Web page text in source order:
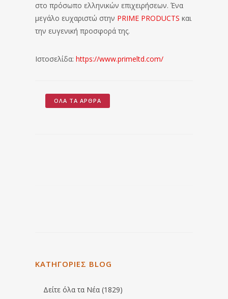
στο πρόσωπο ελληνικών επιχειρήσεων. Ένα
μεγάλο ευχαριστώ στην PRIME PRODUCTS και
την ευγενική προσφορά της.
Ιστοσελίδα: https://www.primeltd.com/
ΌΛΑ ΤΑ ΆΡΘΡΑ
ΚΑΤΗΓΟΡΙΕΣ BLOG
Δείτε όλα τα Νέα (1829)